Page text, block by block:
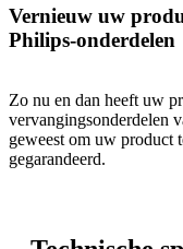
Vernieuw uw
Philips-onderdelen
Zo nu en dan heeft uw
vervangingsonderdelen
geweest om uw product
gegarandeerd.